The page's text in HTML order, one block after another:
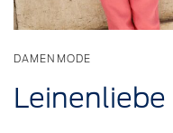
DAMENMODE
Leinenliebe